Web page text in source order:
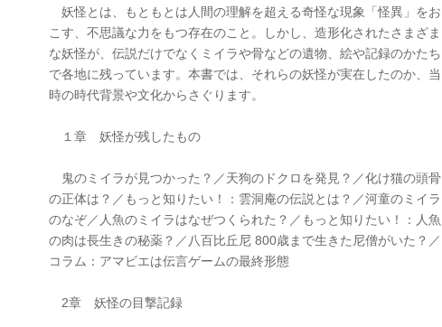
妖怪とは、もともとは人間の理解を超える奇怪な現象「怪異」をお
こす、不思議な力をもつ存在のこと。しかし、造形化されたさまざま
な妖怪が、伝説だけでなくミイラや骨などの遺物、絵や記録のかたち
で各地に残っています。本書では、それらの妖怪が実在したのか、当
時の時代背景や文化からさぐります。
１章 妖怪が残したもの
鬼のミイラが見つかった？／天狗のドクロを発見？／化け猫の頭骨
の正体は？／もっと知りたい！：雲洞庵の伝説とは？／河童のミイラ
のなぞ／人魚のミイラはなぜつくられた？／もっと知りたい！：人魚
の肉は長生きの秘薬？／八百比丘尼 800歳まで生きた尼僧がいた？／
コラム：アマビエは伝言ゲームの最終形態
2章 妖怪の目撃記録